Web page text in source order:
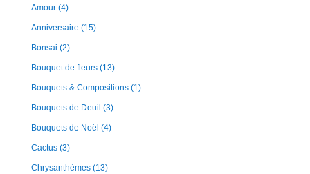
Amour (4)
Anniversaire (15)
Bonsai (2)
Bouquet de fleurs (13)
Bouquets & Compositions (1)
Bouquets de Deuil (3)
Bouquets de Noël (4)
Cactus (3)
Chrysanthèmes (13)